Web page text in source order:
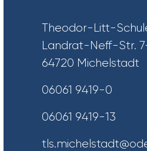
Theodor-Litt-
Landrat-Neff-Str.
64720 Michelstadt
06061 9419-0
06061 9419-13